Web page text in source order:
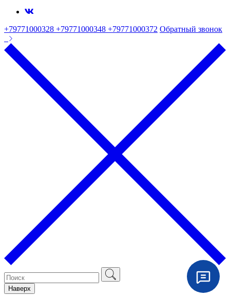
+79771000328 +79771000348 +79771000372 Обратный звонок
Наверх